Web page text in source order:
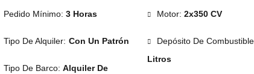
Pedido Mínimo: 3 Horas
Tipo De Alquiler: Con Un Patrón
Tipo De Barco: Alquiler De
Motor: 2x350 CV
Depósito De
Litros